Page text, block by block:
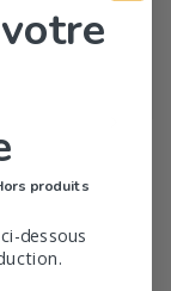
produits
dessous